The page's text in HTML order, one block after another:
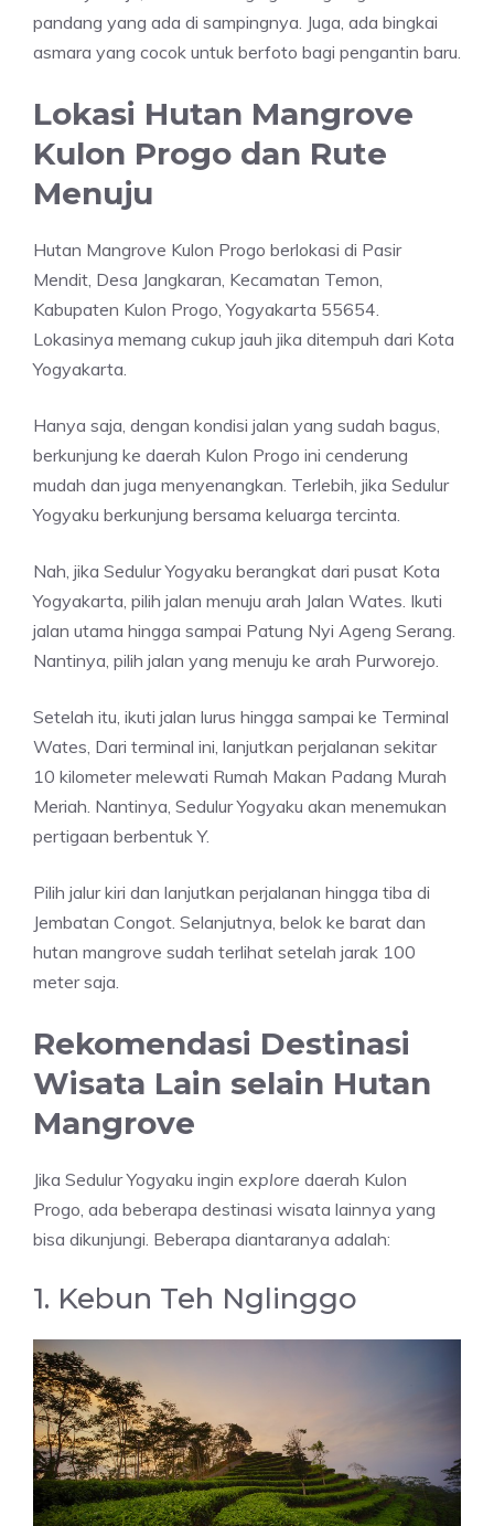
pandang yang ada di sampingnya. Juga, ada bingkai
asmara yang cocok untuk berfoto bagi pengantin baru.
Lokasi Hutan Mangrove
Kulon Progo dan Rute
Menuju
Hutan Mangrove Kulon Progo berlokasi di Pasir
Mendit, Desa Jangkaran, Kecamatan Temon,
Kabupaten Kulon Progo, Yogyakarta 55654.
Lokasinya memang cukup jauh jika ditempuh dari Kota
Yogyakarta.
Hanya saja, dengan kondisi jalan yang sudah bagus,
berkunjung ke daerah Kulon Progo ini cenderung
mudah dan juga menyenangkan. Terlebih, jika Sedulur
Yogyaku berkunjung bersama keluarga tercinta.
Nah, jika Sedulur Yogyaku berangkat dari pusat Kota
Yogyakarta, pilih jalan menuju arah Jalan Wates. Ikuti
jalan utama hingga sampai Patung Nyi Ageng Serang.
Nantinya, pilih jalan yang menuju ke arah Purworejo.
Setelah itu, ikuti jalan lurus hingga sampai ke Terminal
Wates, Dari terminal ini, lanjutkan perjalanan sekitar
10 kilometer melewati Rumah Makan Padang Murah
Meriah. Nantinya, Sedulur Yogyaku akan menemukan
pertigaan berbentuk Y.
Pilih jalur kiri dan lanjutkan perjalanan hingga tiba di
Jembatan Congot. Selanjutnya, belok ke barat dan
hutan mangrove sudah terlihat setelah jarak 100
meter saja.
Rekomendasi Destinasi
Wisata Lain selain Hutan
Mangrove
Jika Sedulur Yogyaku ingin explore daerah Kulon
Progo, ada beberapa destinasi wisata lainnya yang
bisa dikunjungi. Beberapa diantaranya adalah:
1. Kebun Teh Nglinggo